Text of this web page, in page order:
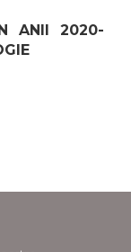
ANII 2020-